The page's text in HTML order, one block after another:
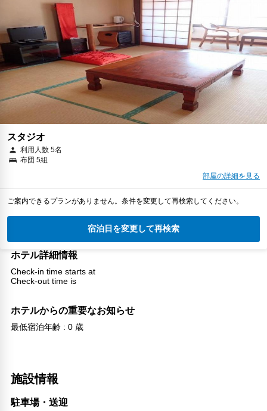
スタジオ
利用人数 5名
布団 5組
部屋の詳細を見る
ご案内できるプランがありません。条件を変更して再検索してください。
宿泊日を変更して再検索
ホテル詳細情報
Check-in time starts at
Check-out time is
ホテルからの重要なお知らせ
最低宿泊年齢 : 0 歳
施設情報
駐車場・送迎